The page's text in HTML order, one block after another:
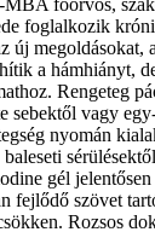
főorvos,
foglalkozik
új megoldásokat,
a hámhiányt,
Rengeteg
sebektől vagy
nyomán
gél
fejlődő szövet
Rozsos